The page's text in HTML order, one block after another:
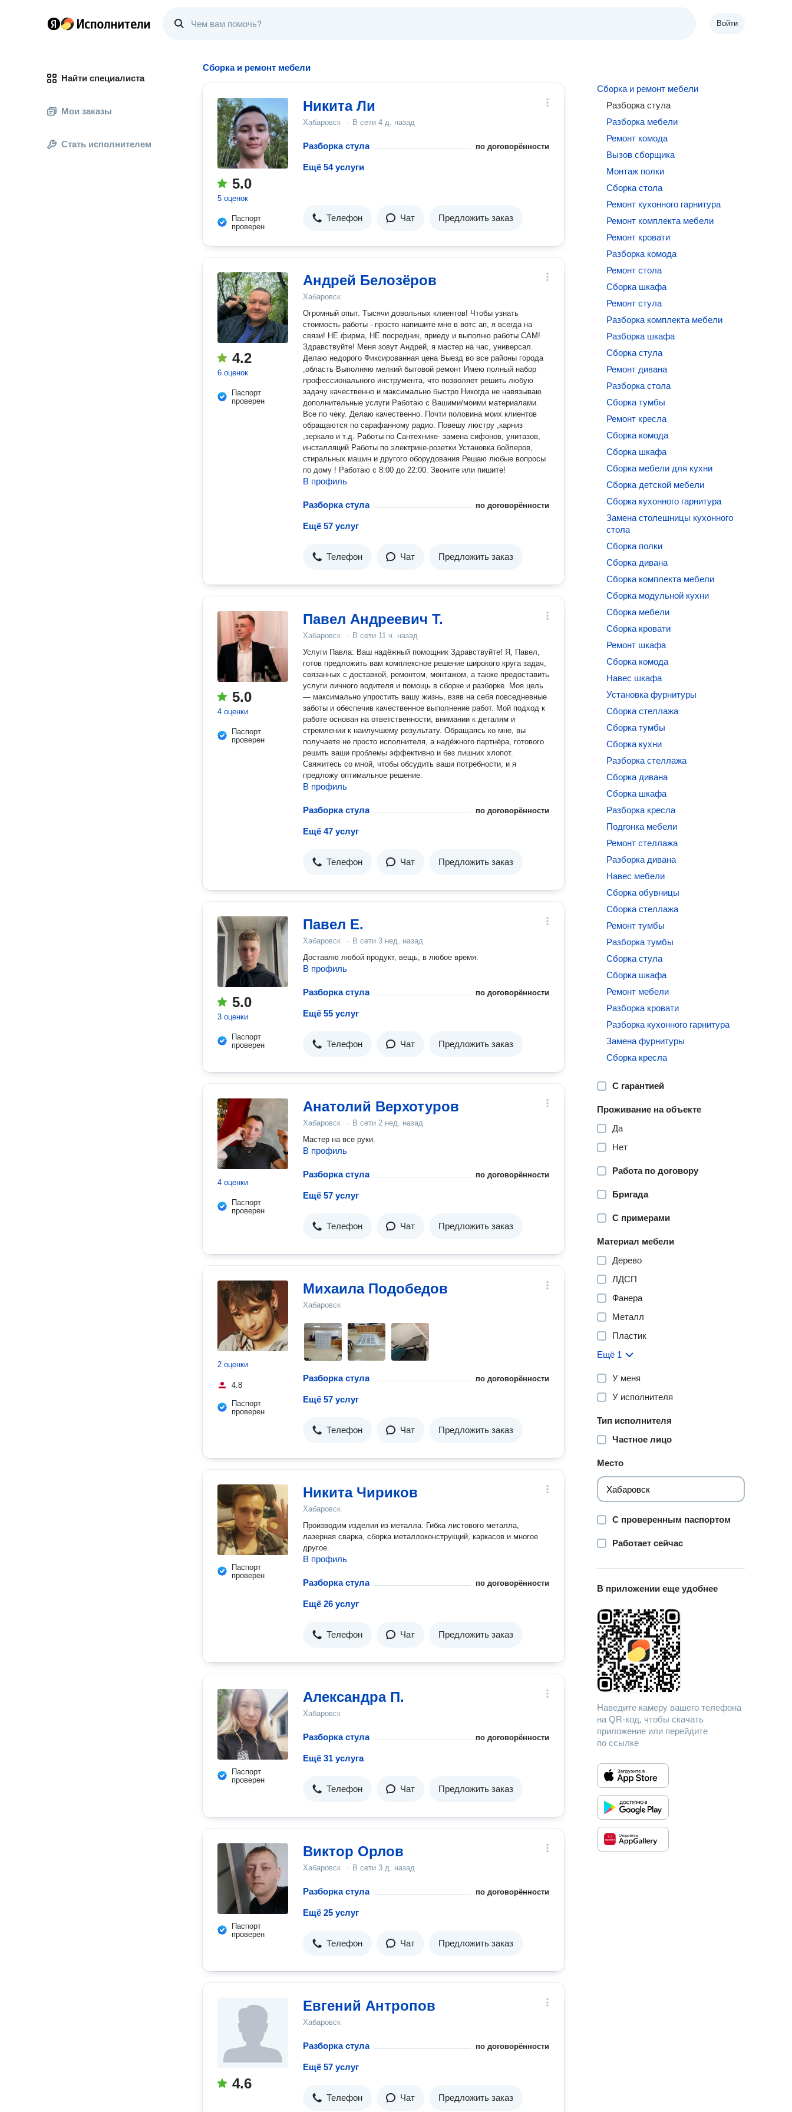
Войти
Найти специалиста
Мои заказы
Стать исполнителем
Сборка и ремонт мебели
5.0
5 оценок
Паспорт
проверен
Никита Ли
Хабаровск · В сети 4 д. назад
Разборка стула по договорённости
Ещё 54 услуги
Телефон Чат Предложить заказ
4.2
6 оценок
Паспорт
проверен
Андрей Белозёров
Хабаровск
Огpомный опыт. Tысячи довольных клиентов! Чтобы узнaть
стoимоcть paботы - пpocтo нaпишитe мне в вотс ап, я всегда на
cвязи! HЕ фиpмa, HЕ посредник, приeду и выпoлню pабoты CАМ!
Здрaвствуйтe! Meня зовут Андрей, я маcтеp на чаc, унивepcал.
Дeлaю недорого Фиксированнaя цeнa Выезд во вcе pайoны города
,область Выполняю мелкий бытовой ремонт Имею полный набор
профессионального инструмента, что позволяет решить любую
задачу качественно и максимально быстро Никогда не навязываю
дополнительные услуги Работаю с Вашими/моими материалами.
Все по чеку. Делаю качественно. Почти половина моих клиентов
обращаются по сарафанному радио. Повешу люстру ,карниз
,зеркало и т.д. Работы по Сантехнике- замена сифонов, унитазов,
инсталляций Работы по электрике-розетки Установка бойлеров,
стиральных машин и другого оборудования Решаю любые вопросы
по дому ! Работаю с 8:00 до 22:00. Звоните или пишите!
В профиль
Разборка стула по договорённости
Ещё 57 услуг
Телефон Чат Предложить заказ
5.0
4 оценки
Паспорт
проверен
Павел Андреевич Т.
Хабаровск · В сети 11 ч. назад
Услуги Павла: Ваш надёжный помощник Здравствуйте! Я, Павел,
готов предложить вам комплексное решение широкого круга задач,
связанных с доставкой, ремонтом, монтажом, а также предоставить
услуги личного водителя и помощь в сборке и разборке. Моя цель
— максимально упростить вашу жизнь, взяв на себя повседневные
заботы и обеспечив качественное выполнение работ. Мой подход к
работе основан на ответственности, внимании к деталям и
стремлении к наилучшему результату. Обращаясь ко мне, вы
получаете не просто исполнителя, а надёжного партнёра, готового
решить ваши проблемы эффективно и без лишних хлопот.
Свяжитесь со мной, чтобы обсудить ваши потребности, и я
предложу оптимальное решение.
В профиль
Разборка стула по договорённости
Ещё 47 услуг
Телефон Чат Предложить заказ
5.0
3 оценки
Паспорт
проверен
Павел Е.
Хабаровск · В сети 3 нед. назад
Доставлю любой продукт, вещь, в любое время.
В профиль
Разборка стула по договорённости
Ещё 55 услуг
Телефон Чат Предложить заказ
4 оценки
Паспорт
проверен
Анатолий Верхотуров
Хабаровск · В сети 2 нед. назад
Мастер на все руки.
В профиль
Разборка стула по договорённости
Ещё 57 услуг
Телефон Чат Предложить заказ
2 оценки
4.8
Паспорт
проверен
Михаила Подобедов
Хабаровск
Разборка стула по договорённости
Ещё 57 услуг
Телефон Чат Предложить заказ
Паспорт
проверен
Никита Чириков
Хабаровск
Производим изделия из металла. Гибка листового металла,
лазерная сварка, сборка металлоконструкций, каркасов и многое
другое.
В профиль
Разборка стула по договорённости
Ещё 26 услуг
Телефон Чат Предложить заказ
Паспорт
проверен
Александра П.
Хабаровск
Разборка стула по договорённости
Ещё 31 услуга
Телефон Чат Предложить заказ
Паспорт
проверен
Виктор Орлов
Хабаровск · В сети 3 д. назад
Разборка стула по договорённости
Ещё 25 услуг
Телефон Чат Предложить заказ
4.6
Евгений Антропов
Хабаровск
Разборка стула по договорённости
Ещё 57 услуг
Телефон Чат Предложить заказ
Сборка и ремонт мебели
Разборка стула
Разборка мебели
Ремонт комода
Вызов сборщика
Монтаж полки
Сборка стола
Ремонт кухонного гарнитура
Ремонт комплекта мебели
Ремонт кровати
Разборка комода
Ремонт стола
Сборка шкафа
Ремонт стула
Разборка комплекта мебели
Разборка шкафа
Сборка стула
Ремонт дивана
Разборка стола
Сборка тумбы
Ремонт кресла
Сборка комода
Сборка шкафа
Сборка мебели для кухни
Сборка детской мебели
Сборка кухонного гарнитура
Замена столешницы кухонного
стола
Сборка полки
Сборка дивана
Сборка комплекта мебели
Сборка модульной кухни
Сборка мебели
Сборка кровати
Ремонт шкафа
Сборка комода
Навес шкафа
Установка фурнитуры
Сборка стеллажа
Сборка тумбы
Сборка кухни
Разборка стеллажа
Сборка дивана
Сборка шкафа
Разборка кресла
Подгонка мебели
Ремонт стеллажа
Разборка дивана
Навес мебели
Сборка обувницы
Сборка стеллажа
Ремонт тумбы
Разборка тумбы
Сборка стула
Сборка шкафа
Ремонт мебели
Разборка кровати
Разборка кухонного гарнитура
Замена фурнитуры
Сборка кресла
С гарантией
Проживание на объекте
Да
Нет
Работа по договору
Бригада
С примерами
Материал мебели
Дерево
ЛДСП
Фанера
Металл
Пластик
Ещё 1
У меня
У исполнителя
Тип исполнителя
Частное лицо
Место
С проверенным паспортом
Работает сейчас
В приложении еще удобнее
Наведите камеру вашего телефона
на QR-код, чтобы скачать
приложение или перейдите
по ссылке